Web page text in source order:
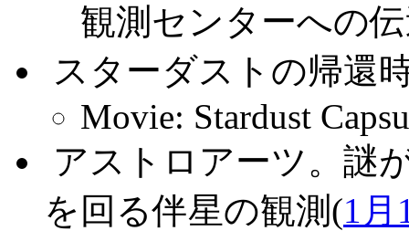
観測センターへの
スターダストの帰還
Movie: Stardust
アストロアーツ。謎
を回る伴星の観測(1月